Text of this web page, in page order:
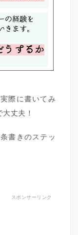
際に書いてみ
丈夫！
書きのステッ
スポンサーリンク